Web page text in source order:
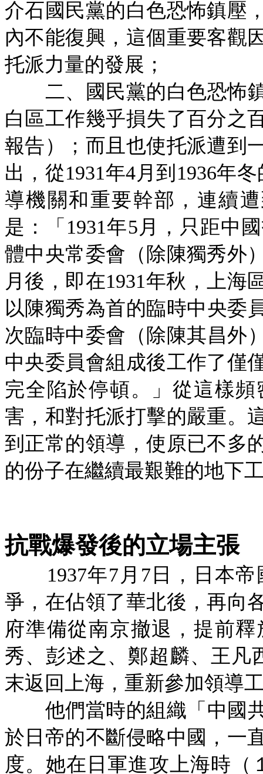
介石國民黨的白色恐怖鎮壓
內不能復興，這個重要客觀
托派力量的發展；
二、國民黨的白色恐怖
白區工作幾乎損失了百分之
報告）；而且也使托派遭到
出，從1931年4月到1936年
導機關和重要幹部，連續
是：「1931年5月，只距中
體中央常委會（除陳獨秀外
月後，即在1931年秋，上海
以陳獨秀為首的臨時中央委
次臨時中委會（除陳其昌外
中央委員會組成後工作了僅
完全陷於停頓。」從這樣
害，和對托派打擊的嚴重。
到正常的領導，使原已不多
的份子在繼續最艱難的地下
抗戰爆發後的立場主張
1937年7月7日，日本
爭，在佔領了華北後，再向
府準備從南京撤退，提前
秀、彭述之、鄭超麟、王凡
末返回上海，重新參加領導
他們當時的組織「中國
於日帝的不斷侵略中國，一
度。她在日軍進攻上海時（